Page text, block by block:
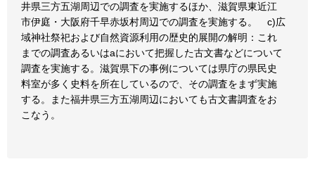
井県三方五湖周辺での調査を実施するほか、滋賀県東近江
市伊庭・大阪府千早赤坂村周辺での調査を実施する。 c)広
域神社祭祀および自然資源利用の歴史的展開の解明：これ
までの調査あるいはaにおいて把握した古文書などについて
調査を実施する。滋賀県下の事例については県庁の県民史
料室が多く史料を所在しているので、その調査をまず実施
する。また福井県三方五湖周辺においても古文書調査をお
こなう。